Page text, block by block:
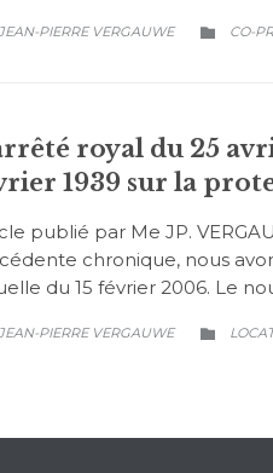
PIERRE VERGAUWE  CO-
royal du 25
1939 sur la
publié par Me JP.
chronique, nous
du 15 février 2006. Le
PIERRE VERGAUWE 